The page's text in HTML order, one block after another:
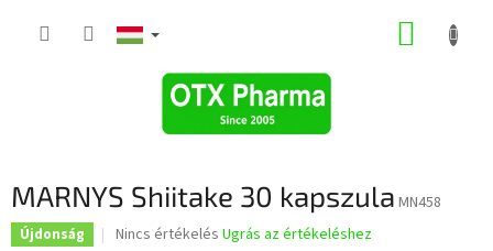
KOSÁR
MARNYS Shiitake 30 kapszula MN458
Újdonság
A
Nincs értékelés Ugrás az értékeléshez